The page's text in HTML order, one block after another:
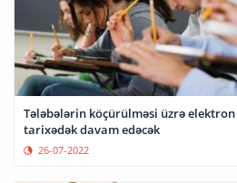
Tələbələrin köçürülməsi üzrə
tarixədək davam edəcək
26-07-2022